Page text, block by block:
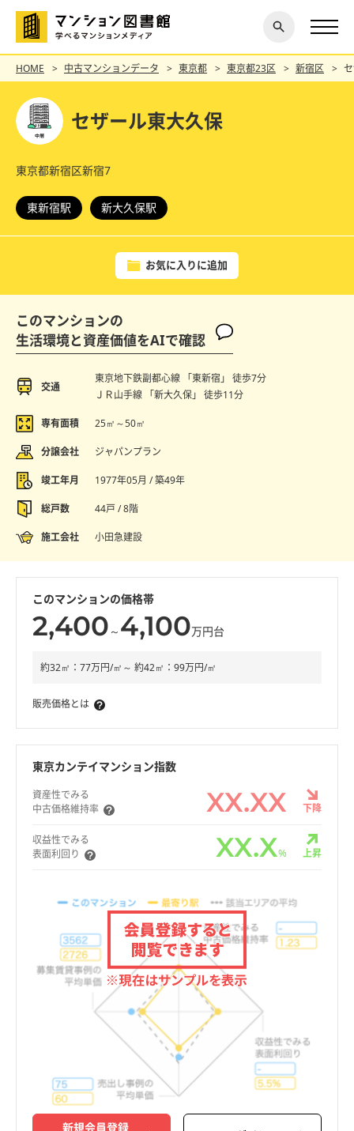
探す
閉じ
る
HOME 中古マンションデータ 東京都 東京都23区 新宿区
セザール東大久保
東京都新宿区新宿7
東新宿駅 新大久保駅
お気に入りに追加
このマンションの
生活環境と資産価値をAIで確認
交通
東京地下鉄副都心線 「東新宿」 徒歩7分
ＪＲ山手線 「新大久保」 徒歩11分
専有面積 25㎡～50㎡
分譲会社 ジャパンプラン
竣工年月 1977年05月 / 築49年
総戸数 44戸 / 8階
施工会社 小田急建設
このマンションの価格帯
2,400 ～ 4,100万円台
約32㎡：77万円/㎡～ 約42㎡：99万円/㎡
販売価格とは
東京カンテイマンション指数
資産性でみる
中古価格維持率
XX.XX 下降
収益性でみる
表面利回り
XX.X% 上昇
新規会員登録